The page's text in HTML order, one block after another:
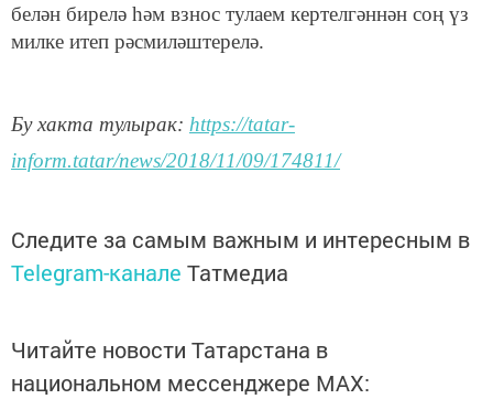
белән бирелә һәм взнос тулаем кертелгәннән соң үз
милке итеп рәсмиләштерелә.
Бу хакта тулырак: https://tatar-
inform.tatar/news/2018/11/09/174811/
Следите за самым важным и интересным в
Telegram-канале Татмедиа
Читайте новости Татарстана в
национальном мессенджере MАХ: